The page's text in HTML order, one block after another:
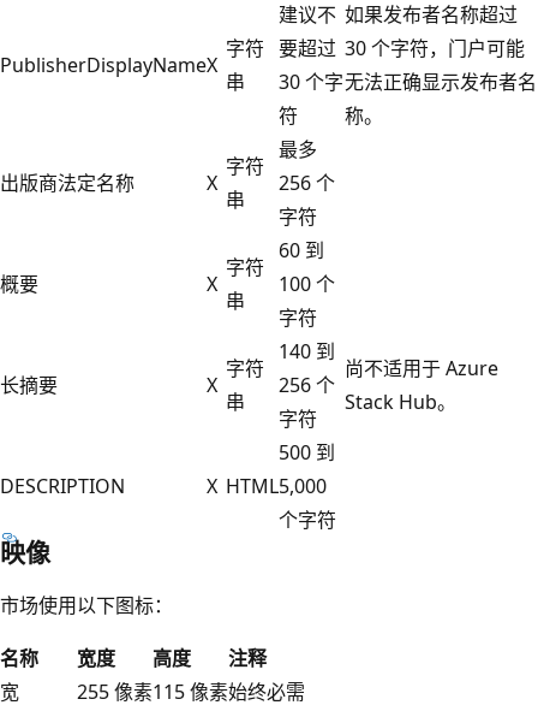
PublisherDisplayNameX
字符
串
建议不
要超过
30 个字
符
如果发布者名称超过
30 个字符，门户可能
无法正确显示发布者名
称。
出版商法定名称 X
字符
串
最多
256 个
字符
概要 X
字符
串
60 到
100 个
字符
长摘要 X
字符
串
140 到
256 个
字符
尚不适用于 Azure
Stack Hub。
DESCRIPTION X HTML
500 到
5,000
个字符
映像
市场使用以下图标：
名称
宽度 高度
注释
宽
255 像素115 像素始终必需